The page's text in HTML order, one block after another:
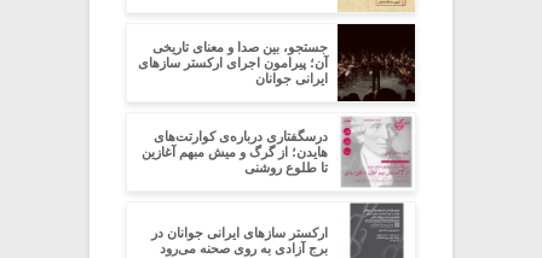
جستجو، بین صدا و معنای تاریخی
آن؛ پیرامون اجرای ارکستر سازهای
ایرانی جوانان
درسگفتاری درباره‌ی کوارتت‌های
هایدن؛ از گرگ‌ و‌ میش مبهم آغازین
تا طلوع روشنی
ارکستر سازهای ایرانی جوانان در
برج آزادی به روی صحنه می‌رود